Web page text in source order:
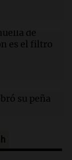
regreso en
papá
natural para
en Texas
de
es el filtro
su peña